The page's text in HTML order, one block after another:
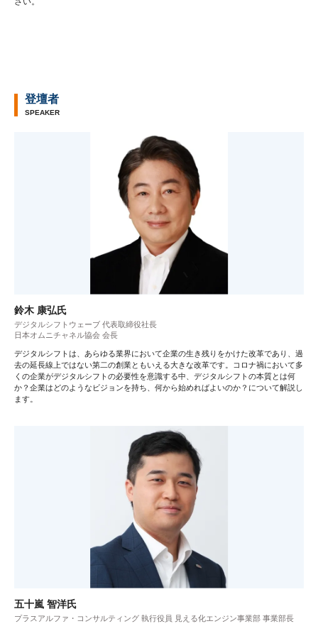
登壇者
SPEAKER
鈴木 康弘氏
デジタルシフトウェーブ 代表取締役社長
日本オムニチャネル協会 会長
デジタルシフトは、あらゆる業界において企業の生き残りをかけた改革であり、過
去の延長線上ではない第二の創業ともいえる大きな改革です。コロナ禍において多
くの企業がデジタルシフトの必要性を意識する中、デジタルシフトの本質とは何
か？企業はどのようなビジョンを持ち、何から始めればよいのか？について解説し
ます。
五十嵐 智洋氏
プラスアルファ・コンサルティング 執行役員 見える化エンジン事業部 事業部長